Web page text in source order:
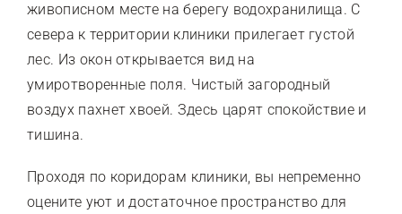
живописном месте на берегу водохранилища. С
севера к территории клиники прилегает густой
лес. Из окон открывается вид на
умиротворенные поля. Чистый загородный
воздух пахнет хвоей. Здесь царят спокойствие и
тишина.
Проходя по коридорам клиники, вы непременно
оцените уют и достаточное пространство для